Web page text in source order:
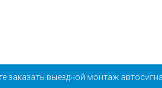
заказать выездной монтаж